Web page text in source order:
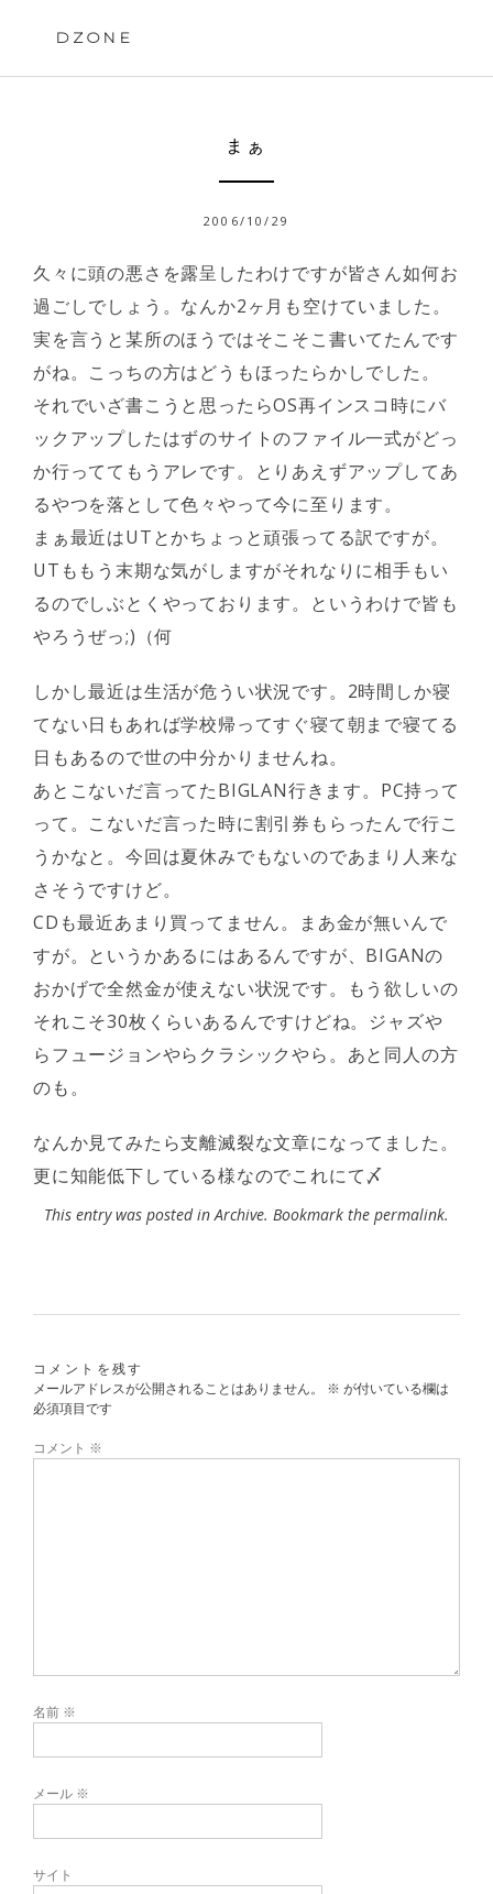
DZONE
まぁ
2006/10/29
久々に頭の悪さを露呈したわけですが皆さん如何お
過ごしでしょう。なんか2ヶ月も空けていました。
実を言うと某所のほうではそこそこ書いてたんです
がね。こっちの方はどうもほったらかしでした。
それでいざ書こうと思ったらOS再インスコ時にバ
ックアップしたはずのサイトのファイル一式がどっ
か行っててもうアレです。とりあえずアップしてあ
るやつを落として色々やって今に至ります。
まぁ最近はUTとかちょっと頑張ってる訳ですが。
UTももう末期な気がしますがそれなりに相手もい
るのでしぶとくやっております。というわけで皆も
やろうぜっ;)（何
しかし最近は生活が危うい状況です。2時間しか寝
てない日もあれば学校帰ってすぐ寝て朝まで寝てる
日もあるので世の中分かりませんね。
あとこないだ言ってたBIGLAN行きます。PC持って
って。こないだ言った時に割引券もらったんで行こ
うかなと。今回は夏休みでもないのであまり人来な
さそうですけど。
CDも最近あまり買ってません。まあ金が無いんで
すが。というかあるにはあるんですが、BIGANの
おかげで全然金が使えない状況です。もう欲しいの
それこそ30枚くらいあるんですけどね。ジャズや
らフュージョンやらクラシックやら。あと同人の方
のも。
なんか見てみたら支離滅裂な文章になってました。
更に知能低下している様なのでこれにて〆
This entry was posted inArchive. Bookmark the permalink.
コメントを残す
メールアドレスが公開されることはありません。
※ が付いている欄は
必須項目です
コメント ※
名前 ※
メール ※
サイト